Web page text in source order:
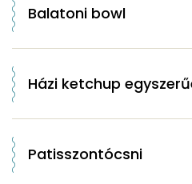
Balatoni bowl
Házi ketchup
Patisszontócsni